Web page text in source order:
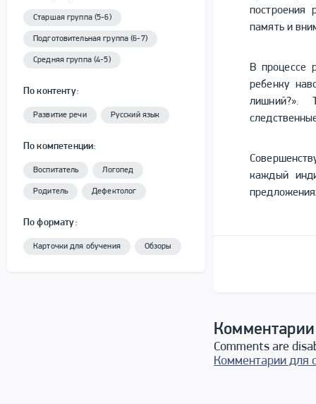
Старшая группа (5-6)
Подготовительная группа (6-7)
Средняя группа (4-5)
По контенту:
Развитие речи Русский язык
По компетенции:
Воспитатель Логопед
Родитель Дефектолог
По формату:
Карточки для обучения Обзоры
построения
память и
В процессе
ребенку
лишний?».
каждый
Comments are
Комментарии для